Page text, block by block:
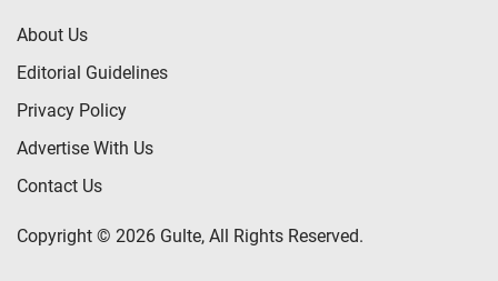
About Us
Editorial Guidelines
Privacy Policy
Advertise With Us
Contact Us
Copyright © 2026 Gulte, All Rights Reserved.